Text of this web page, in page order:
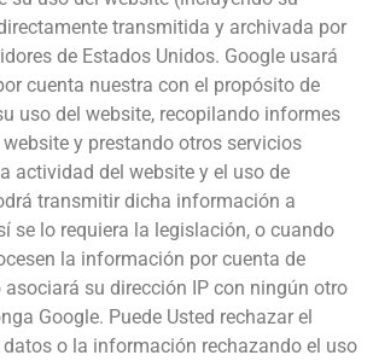
transmitida y archivada por
de Estados Unidos. Google usará
cuenta nuestra con el propósito de
uso del website, recopilando informes
y prestando otros servicios
actividad del website y el uso de
transmitir dicha información a
se lo requiera la legislación, o cuando
la información por cuenta de
asociará su dirección IP con ningún otro
Google. Puede Usted rechazar el
o la información rechazando el uso